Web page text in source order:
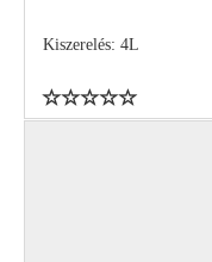
Kiszerelés: 4L